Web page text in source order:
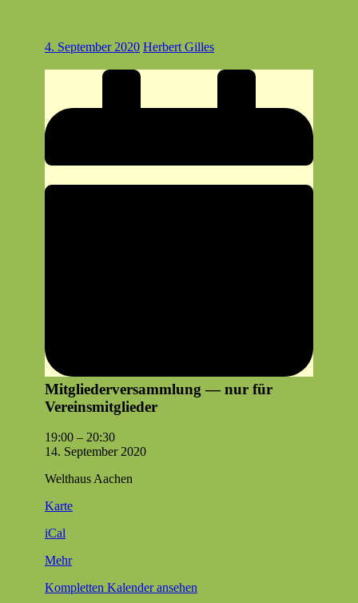
4. September 2020 Herbert Gilles
Mitgliederversammlung — nur für
Vereinsmitglieder
Mit­
gliederver­
lung
nur
Vereinsmitglieder
19:00 – 20:30
14. Sep­tem­ber 2020
Welthaus Aachen
KarteWelthaus
iCal
Mehrüber
Kom­plet­ten Kalen­der ansehen